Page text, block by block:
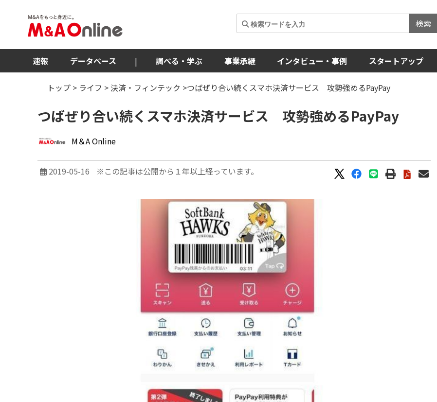
検索
速報 データベース | 調べる・学ぶ 事業承継 インタビュー・事例 スタートアップ
トップ > ライフ >決済・フィンテック >つばぜり合い続くスマホ決済サービス 攻勢強めるPayPay
つばぜり合い続くスマホ決済サービス 攻勢強めるPayPay
M＆A Online
2019-05-16 ※この記事は公開から１年以上経っています。